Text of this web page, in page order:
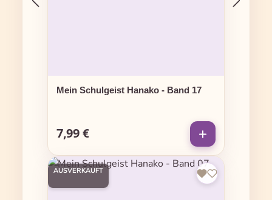
Mein Schulgeist Hanako - Band 17
Regulärer Preis:
7,99 €
AUSVERKAUFT